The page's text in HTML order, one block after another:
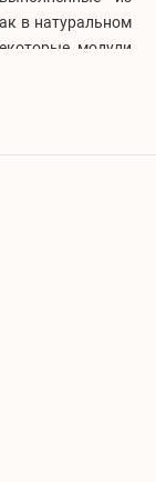
в натуральном
модули
дерева - дуб и
паз-гребень,